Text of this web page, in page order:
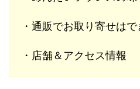
・通販でお取り寄せは
・店舗＆アクセス情報